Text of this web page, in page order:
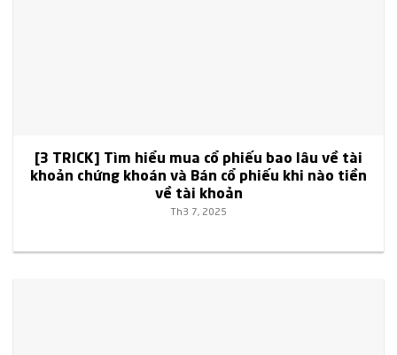
[3 TRICK] Tìm hiểu mua cổ phiếu bao lâu về tài
khoản chứng khoán và Bán cổ phiếu khi nào tiền
về tài khoản
Th3 7, 2025